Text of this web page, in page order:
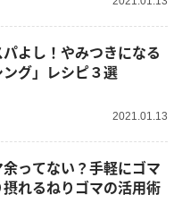
よし！やみつきになる
ング」レシピ３選
2021.01.13
ってない？手軽にゴマ
れるねりゴマの活用術